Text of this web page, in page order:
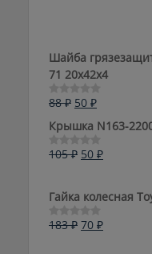
Шайба
71 20x42x4
Оценка
из
88₽
цена
88 ₽.
50 ₽Текущая
цена:
Крышка N163-
Оценка
5
105₽
105 ₽.
50 ₽Текущая
Гайка колесная
Оценка
183₽ 70 ₽Текущая